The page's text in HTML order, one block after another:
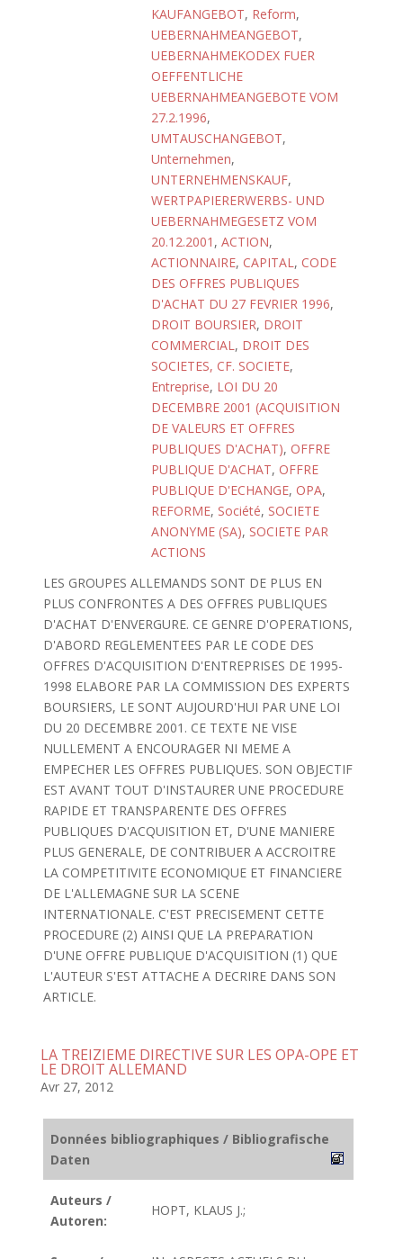
KAUFANGEBOT, Reform,
UEBERNAHMEANGEBOT,
UEBERNAHMEKODEX FUER
OEFFENTLICHE
UEBERNAHMEANGEBOTE VOM
27.2.1996,
UMTAUSCHANGEBOT,
Unternehmen,
UNTERNEHMENSKAUF,
WERTPAPIERERWERBS- UND
UEBERNAHMEGESETZ VOM
20.12.2001 , ACTION,
ACTIONNAIRE, CAPITAL, CODE
DES OFFRES PUBLIQUES
D'ACHAT DU 27 FEVRIER 1996,
DROIT BOURSIER, DROIT
COMMERCIAL, DROIT DES
SOCIETES, CF. SOCIETE,
Entreprise, LOI DU 20
DECEMBRE 2001 (ACQUISITION
DE VALEURS ET OFFRES
PUBLIQUES D'ACHAT), OFFRE
PUBLIQUE D'ACHAT, OFFRE
PUBLIQUE D'ECHANGE, OPA,
REFORME, Société, SOCIETE
ANONYME (SA), SOCIETE PAR
ACTIONS
LES GROUPES ALLEMANDS SONT DE PLUS EN
PLUS CONFRONTES A DES OFFRES PUBLIQUES
D'ACHAT D'ENVERGURE. CE GENRE D'OPERATIONS,
D'ABORD REGLEMENTEES PAR LE CODE DES
OFFRES D'ACQUISITION D'ENTREPRISES DE 1995-
1998 ELABORE PAR LA COMMISSION DES EXPERTS
BOURSIERS, LE SONT AUJOURD'HUI PAR UNE LOI
DU 20 DECEMBRE 2001. CE TEXTE NE VISE
NULLEMENT A ENCOURAGER NI MEME A
EMPECHER LES OFFRES PUBLIQUES. SON OBJECTIF
EST AVANT TOUT D'INSTAURER UNE PROCEDURE
RAPIDE ET TRANSPARENTE DES OFFRES
PUBLIQUES D'ACQUISITION ET, D'UNE MANIERE
PLUS GENERALE, DE CONTRIBUER A ACCROITRE
LA COMPETITIVITE ECONOMIQUE ET FINANCIERE
DE L'ALLEMAGNE SUR LA SCENE
INTERNATIONALE. C'EST PRECISEMENT CETTE
PROCEDURE (2) AINSI QUE LA PREPARATION
D'UNE OFFRE PUBLIQUE D'ACQUISITION (1) QUE
L'AUTEUR S'EST ATTACHE A DECRIRE DANS SON
ARTICLE.
LA TREIZIEME DIRECTIVE SUR LES OPA-OPE ET
LE DROIT ALLEMAND
Avr 27, 2012
Données bibliographiques / Bibliografische
Daten
Auteurs /
Autoren:
HOPT, KLAUS J.;